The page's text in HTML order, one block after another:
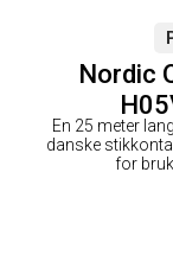
Nordic
En 25 meter
danske
for